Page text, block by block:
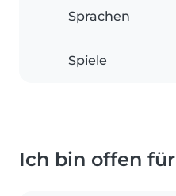
Sprachen
Spiele
Ich bin offen für